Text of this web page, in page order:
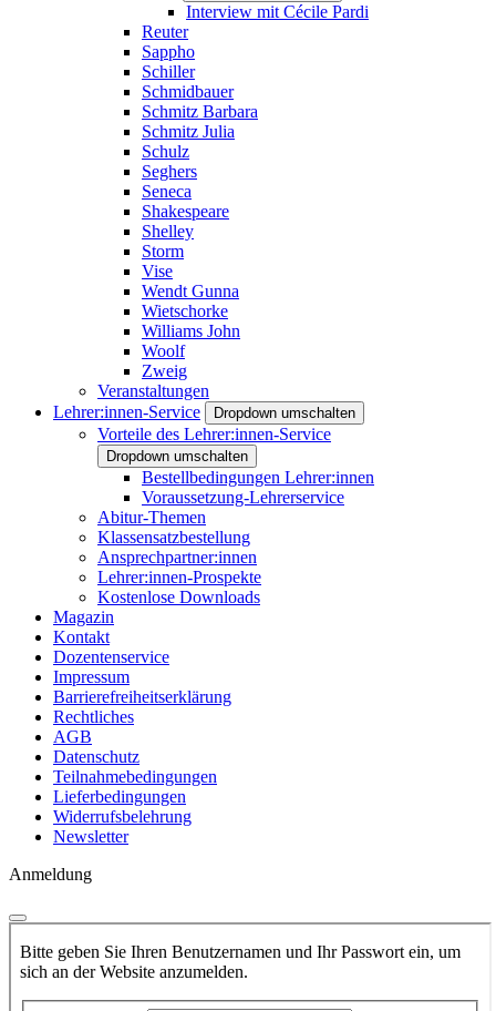
Interview mit Cécile Pardi
Reuter
Sappho
Schiller
Schmidbauer
Schmitz Barbara
Schmitz Julia
Schulz
Seghers
Seneca
Shakespeare
Shelley
Storm
Vise
Wendt Gunna
Wietschorke
Williams John
Woolf
Zweig
Veranstaltungen
Lehrer:innen-Service
Dropdown umschalten
Vorteile des Lehrer:innen-Service
Dropdown umschalten
Bestellbedingungen Lehrer:innen
Voraussetzung-Lehrerservice
Abitur-Themen
Klassensatzbestellung
Ansprechpartner:innen
Lehrer:innen-Prospekte
Kostenlose Downloads
Magazin
Kontakt
Dozentenservice
Impressum
Barrierefreiheitserklärung
Rechtliches
AGB
Datenschutz
Teilnahmebedingungen
Lieferbedingungen
Widerrufsbelehrung
Newsletter
Anmeldung